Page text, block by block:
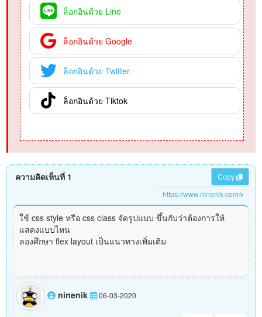
ล็อกอินด้วย Line
ล็อกอินด้วย Google
ล็อกอินด้วย Twitter
ล็อกอินด้วย Tiktok
ความคิดเห็นที่ 1 Copy
ใช้ css style หรือ css class จัดรูปแบบ ขึ้นกับว่าต้องการให้
แสดงแบบไหน
ลองศึกษา flex layout เป็นแนวทางเพิ่มเติม
ninenik 06-03-2020